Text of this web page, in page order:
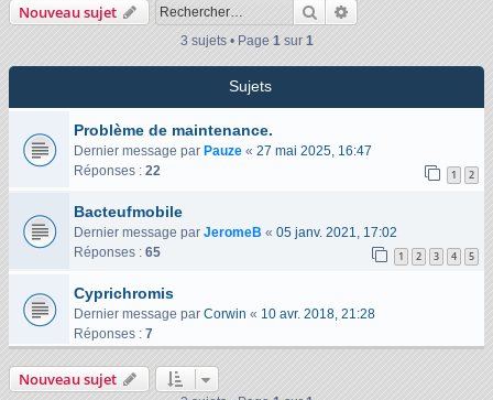
Nouveau sujet Rechercher
3 sujets • Page 1sur 1
Sujets
Problème de maintenance.
Dernier message par Pauze « 27 mai 2025, 16:47
Réponses : 22 1 2
Bacteufmobile
Dernier message par JeromeB « 05 janv. 2021, 17:02
Réponses : 65 1 2 3 4 5
Cyprichromis
Dernier message par Corwin « 10 avr. 2018, 21:28
Réponses : 7
Nouveau sujet